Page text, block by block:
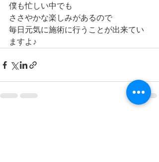
僕も忙しい中でも
ささやかな楽しみがあるので
毎日元気に施術に行うことが出来てい
ますよ♪